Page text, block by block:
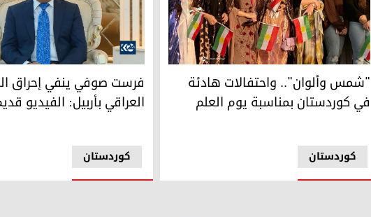
"شمس وألوان".. واحتفالات هادئة في كوردستان بمناسبة يوم العلم
کوردستان
"شمس وألوان".. واحتفالات هادئة
في كوردستان بمناسبة يوم العلم
فرست صوفي ينفي إحراق العلم
کوردستان
فرست صوفي ينفي إحراق
العراقي بأربيل: الفيديو